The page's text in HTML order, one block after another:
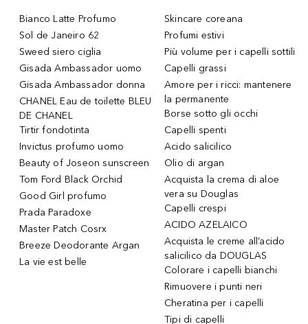
Bianco Latte Profumo
Sol de Janeiro 62
Sweed siero ciglia
Gisada Ambassador uomo
Gisada Ambassador donna
CHANEL Eau de toilette BLEU
DE CHANEL
Tirtir fondotinta
Invictus profumo uomo
Beauty of Joseon sunscreen
Tom Ford Black Orchid
Good Girl profumo
Prada Paradoxe
Master Patch Cosrx
Breeze Deodorante Argan
La vie est belle
Skincare coreana
Profumi estivi
Più volume per i capelli sottili
Capelli grassi
Amore per i ricci: mantenere
la permanente
Borse sotto gli occhi
Capelli spenti
Acido salicilico
Olio di argan
Acquista la crema di aloe
vera su Douglas
Capelli crespi
ACIDO AZELAICO
Acquista le creme all’acido
salicilico da DOUGLAS
Colorare i capelli bianchi
Rimuovere i punti neri
Cheratina per i capelli
Tipi di capelli